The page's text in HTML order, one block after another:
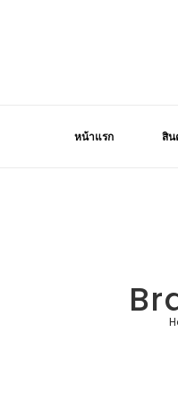
หน้าแรก สิน